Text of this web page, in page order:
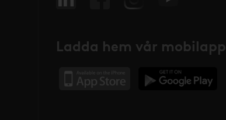
Ladda hem vår mobilapp